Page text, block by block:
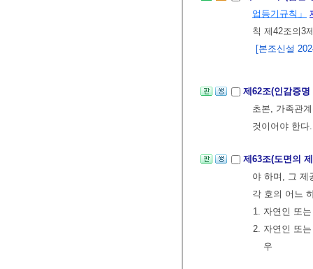
업등기규칙」
칙 제42조의3
[본조신설
제62조(인감증
초본, 가족관
것이어야 한다.
제63조(도면의
야 하며, 그 제
각 호의 어느
1. 자연인 또
2. 자연인 또
우